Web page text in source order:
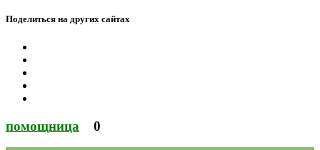
Поделиться на других сайтах
помощница 0